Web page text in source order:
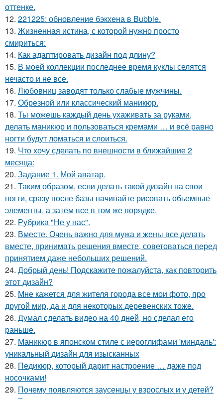
оттенке.
12. 221225: обновление бэкхена в Bubble.
13. Жизненная истина, с которой нужно просто
смириться:
14. Как адаптировать дизайн под длину?
15. В моей коллекции последнее время куклы селятся
нечасто и не все.
16. Любовниц заводят только слабые мужчины.
17. Обрезной или классический маникюр.
18. Ты можешь каждый день ухаживать за руками,
делать маникюр и пользоваться кремами … и всё равно
ногти будут ломаться и слоиться.
19. Что хочу сделать по внешности в ближайшие 2
месяца:
20. Задание 1. Мой аватар.
21. Таким образом, если делать такой дизайн на свои
ногти, сразу после базы начинайте рисовать обьемные
элементы, а затем все в том же порядке.
22. Рубрика "Не у нас".
23. Вместе. Очень важно для мужа и жены все делать
вместе, принимать решения вместе, советоваться перед
принятием даже небольших решений.
24. Добрый день! Подскажите пожалуйста, как повторить
этот дизайн?
25. Мне кажется для жителя города все мои фото, про
другой мир, да и для некоторых деревенских тоже.
26. Думал сделать видео на 40 дней, но сделал его
раньше.
27. Маникюр в японском стиле с иероглифами 'миндаль':
уникальный дизайн для изысканных
28. Педикюр, который дарит настроение … даже под
носочками!
29. Почему появляются заусенцы у взрослых и у детей?